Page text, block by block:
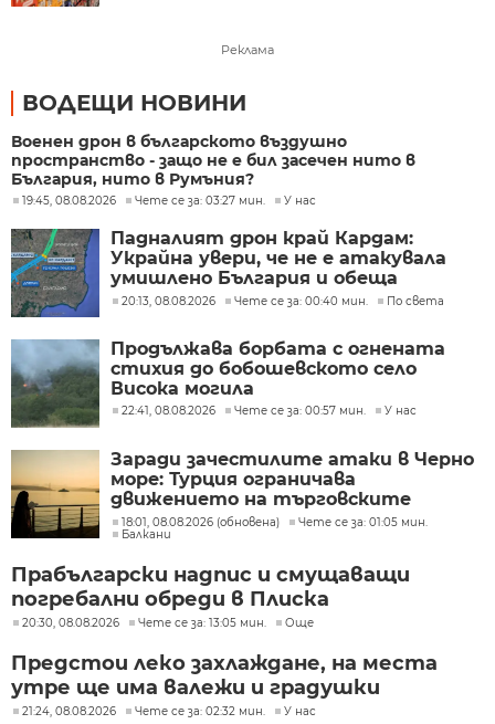
Реклама
ВОДЕЩИ НОВИНИ
Военен дрон в българското въздушно
пространство - защо не е бил засечен нито в
България, нито в Румъния?
19:45, 08.08.2026 Чете се за: 03:27 мин. У нас
Падналият дрон край Кардам:
Украйна увери, че не е атакувала
умишлено България и обеща
разследване
20:13, 08.08.2026 Чете се за: 00:40 мин. По света
Продължава борбата с огнената
стихия до бобошевското село
Висока могила
22:41, 08.08.2026 Чете се за: 00:57 мин. У нас
Заради зачестилите атаки в Черно
море: Турция ограничава
движението на търговските
кораби
18:01, 08.08.2026 (обновена)
Чете се за: 01:05 мин.
Балкани
Прабългарски надпис и смущаващи
погребални обреди в Плиска
20:30, 08.08.2026 Чете се за: 13:05 мин. Още
Предстои леко захлаждане, на места
утре ще има валежи и градушки
21:24, 08.08.2026 Чете се за: 02:32 мин. У нас